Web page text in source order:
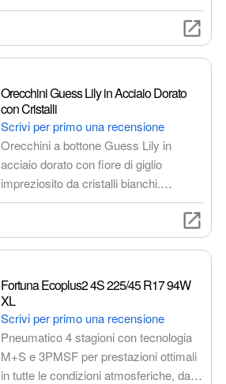
resistenza e comfort di guida, con
prestazioni ottimali in tutte le condizioni
Orecchini Guess Lily in Acciaio Dorato
con Cristalli
Scrivi per primo una recensione
Orecchini a bottone Guess Lily in
acciaio dorato con fiore di giglio
impreziosito da cristalli bianchi.
Simbolo di purezza e femminilità,
perfetti per aggiungere un tocco di luce
e sofisticazione al tuo look quotidiano o
Fortuna Ecoplus2 4S 225/45 R17 94W
XL
Scrivi per primo una recensione
Pneumatico 4 stagioni con tecnologia
M+S e 3PMSF per prestazioni ottimali
in tutte le condizioni atmosferiche, dalla